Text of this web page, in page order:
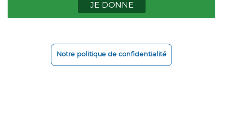
JE DONNE
Notre politique de confidentialité